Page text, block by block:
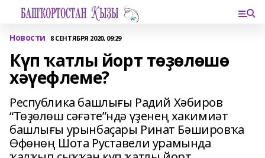
Новости 8 СЕНТЯБРЯ 2020, 09:29
Күп ҡатлы йорт төҙөлөшө
хәүефлеме?
Республика башлығы Радий Хәбиров
“Төҙөлөш сәғәте”ндә үҙенең хакимиәт
башлығы урынбаҫары Ринат Бәшировҡа
Өфөнөң Шота Руставели урамында